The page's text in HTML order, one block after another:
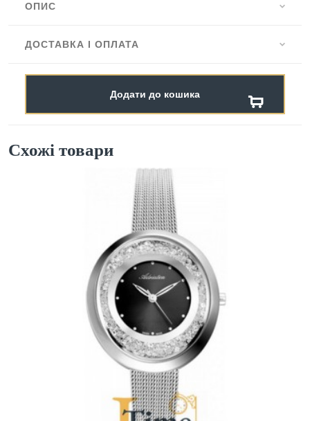
ОПИС
ДОСТАВКА І ОПЛАТА
Додати до кошика
Схожі товари